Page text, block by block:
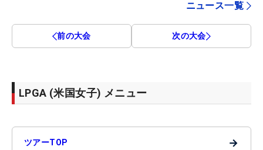
ニュース一覧
前の大会 次の大会
LPGA (米国女子) メニュー
ツアーTOP →